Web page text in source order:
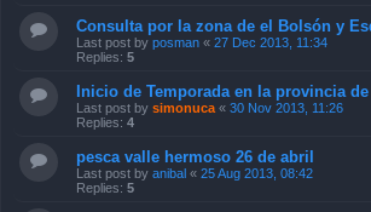
Consulta por la zona de el Bolsón y
Last post by posman « 27 Dec 2013, 11:34
Replies: 5
Inicio de Temporada en la provincia
Last post by simonuca « 30 Nov 2013, 11:26
Replies: 4
pesca valle hermoso 26 de abril
Last post by anibal « 25 Aug 2013, 08:42
Replies: 5